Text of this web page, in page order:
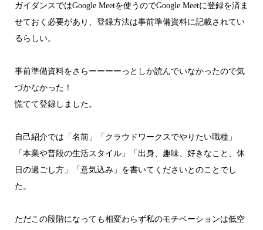
ガイダンスではGoogle Meetを使うのでGoogle Meetに登録を済ま
せておく必要があり、登録方法は事前準備資料に記載されてい
るらしい。
事前準備資料をさらーーーーっとしか読んでいなかったので気
づかなかった！
慌てて登録しました。
自己紹介では「名前」「クラウドワークスでやりたい職種」
「本業や普段の生活スタイル」「出身、趣味、好きなこと、休
日の過ごし方」「意気込み」を書いてくださいとのことでし
た。
ただこの段階になっても相変わらず私のモチベーションは低空